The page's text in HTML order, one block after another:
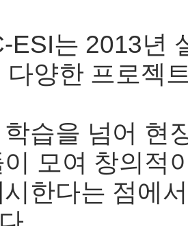
다
ESI는 2013년
다양한 프로젝
.
습을 넘어 현
모여 창의적
한다는 점에